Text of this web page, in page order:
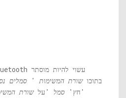
בתוכושורת המשימות ' סמלים
'חץ' סמל 'עלשורת